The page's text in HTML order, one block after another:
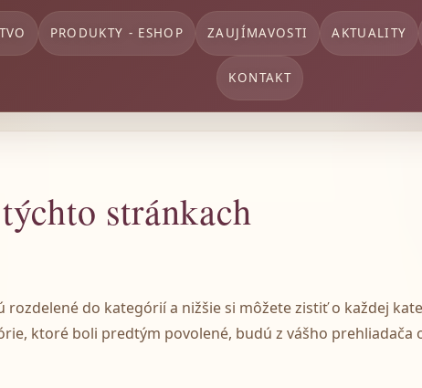
PRODUKTY - ESHOP ZAUJÍMAVOSTI AKTUALITY
KONTAKT
stránkach
do kategórií a nižšie si môžete zistiť o každej
ktoré boli predtým povolené, budú z vášho